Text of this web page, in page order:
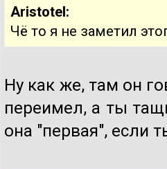
Aristotel:
Чё то я не заметил
Ну как же, там он
переимел, а ты
она "первая", если